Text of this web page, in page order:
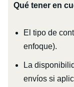
Qué tener en
El tipo de
enfoque).
La
envíos si